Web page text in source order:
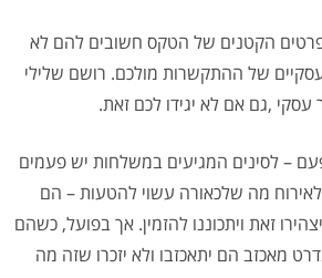
הקטנים של הטקס חשובים להם לא
של ההתקשרות מולכם. רושם שלילי
,גם אם לא יגידו לכם זאת.
– לסינים המגיעים במשלחות יש פעמים
מה שלכאורה עשוי להטעות – הם
זאת ויתכוננו להזמין. אך בפועל, כשהם
מאכזב הם יתאכזבו ולא יזכרו שזה מה